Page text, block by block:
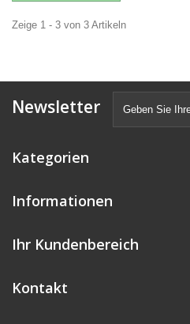
Zeige 1 - 3 von 3 Artikeln
Newsletter
Kategorien
Informationen
Ihr Kundenbereich
Kontakt